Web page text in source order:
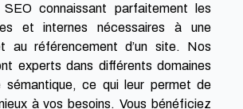
connaissant parfaitement les
et internes nécessaires à une
au référencement d’un site. Nos
experts dans différents domaines
sémantique, ce qui leur permet de
à vos besoins. Vous bénéficiez